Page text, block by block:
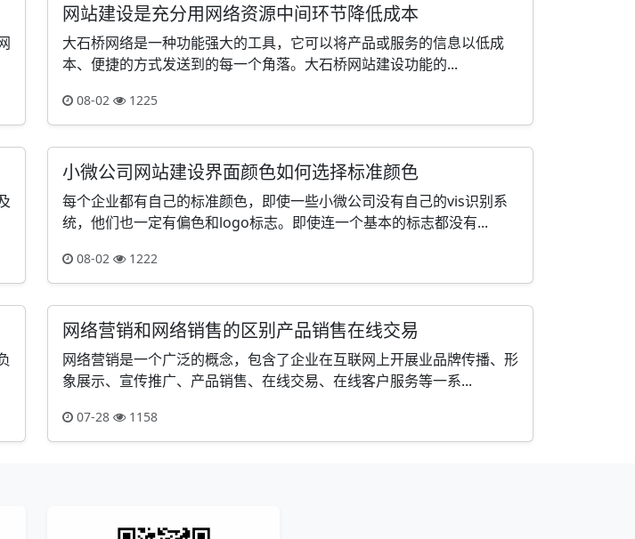
网站建设是充分用网络资源中间环节降低成本
大石桥网络是一种功能强大的工具，它可以将产品或服务的信息以低成
本、便捷的方式发送到的每一个角落。大石桥网站建设功能的...
08-02 1225
小微公司网站建设界面颜色如何选择标准颜色
每个企业都有自己的标准颜色，即使一些小微公司没有自己的vis识别系
统，他们也一定有偏色和logo标志。即使连一个基本的标志都没有...
08-02 1222
网络营销和网络销售的区别产品销售在线交易
网络营销是一个广泛的概念，包含了企业在互联网上开展业品牌传播、形
象展示、宣传推广、产品销售、在线交易、在线客户服务等一系...
07-28 1158